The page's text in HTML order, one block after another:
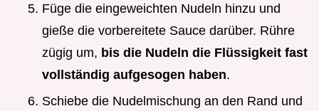
Füge die eingeweichten Nudeln hinzu und
gieße die vorbereitete Sauce darüber. Rühre
zügig um, bis die Nudeln die Flüssigkeit fast
vollständig aufgesogen haben.
Schiebe die Nudelmischung an den Rand und